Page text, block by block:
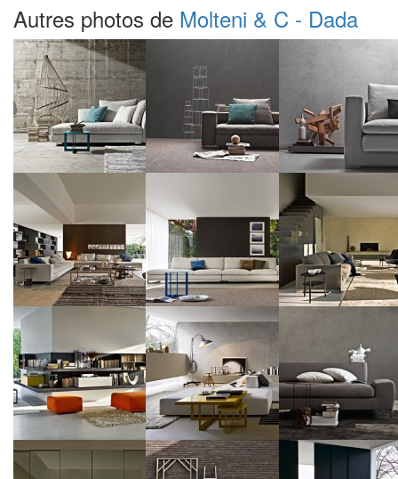
Autres photos de Molteni & C - Dada